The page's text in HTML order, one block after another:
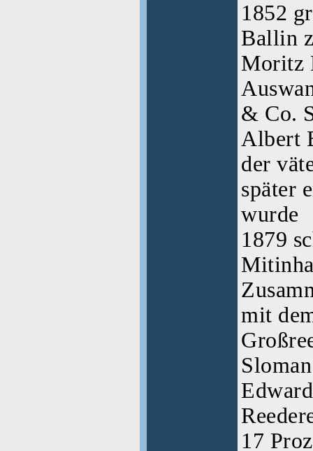
1852
Ballin
Moritz
& Co.
Albert
der
später
wurde
1879
mit
17